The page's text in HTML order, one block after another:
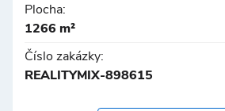
Plocha:
1266 m²
Číslo zakázky:
REALITYMIX-898615